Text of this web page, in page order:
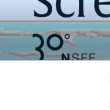
至
内
容